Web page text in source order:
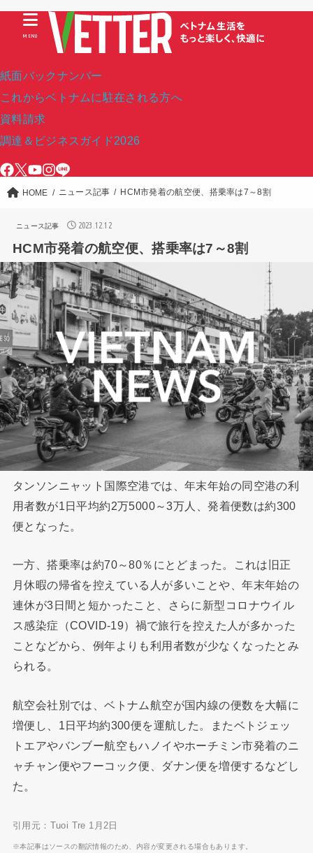
紙面バックナンバー
これからベトナムに駐在される方へ
資料請求
調達＆ビジネスガイド2026
MENU
HOME ニュース記事 HCM市発着の航空便、搭乗率は7～8割
ニュース記事 2023.12.12
HCM市発着の航空便、搭乗率は7～8割
タンソンニャット国際空港では、年末年始の同空港の利
用者数が1日平均約2万5000～3万人、発着便数は約300
便となった。
一方、搭乗率は約70～80％にとどまった。これは旧正
月休暇の帰省を控えている人が多いことや、年末年始の
連休が3日間と短かったこと、さらに新型コロナウイル
ス感染症（COVID-19）禍で旅行を控えた人が多かった
ことなどから、例年よりも利用者数が少なくなったとみ
られる。
航空会社別では、ベトナム航空が国内線の便数を大幅に
増便し、1日平均約300便を運航した。またベトジェッ
トエアやバンブー航空もハノイやホーチミン市発着のニ
ャチャン便やフーコック便、ダナン便を増便するなどし
た。
引用元：Tuoi Tre 1月2日
※本記事はソースの翻訳情報のため、内容が変更される場合もあります。